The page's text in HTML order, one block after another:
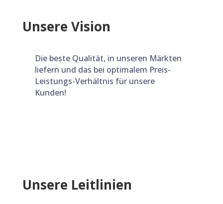
Unsere Vision
Die beste Qualität, in unseren Märkten
liefern und das bei optimalem Preis-
Leistungs-Verhältnis für unsere
Kunden!
Unsere Leitlinien